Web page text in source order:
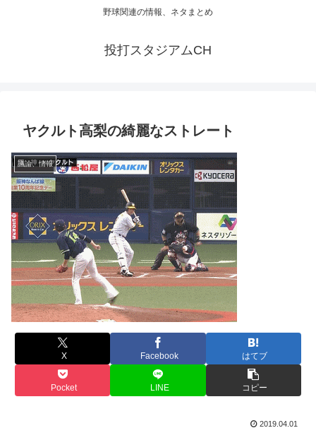
野球関連の情報、ネタまとめ
投打スタジアムCH
ヤクルト高梨の綺麗なストレート
議論、情報
X Facebook はてブ
Pocket LINE コピー
2019.04.01